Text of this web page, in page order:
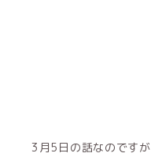
3月5日の話なのですが